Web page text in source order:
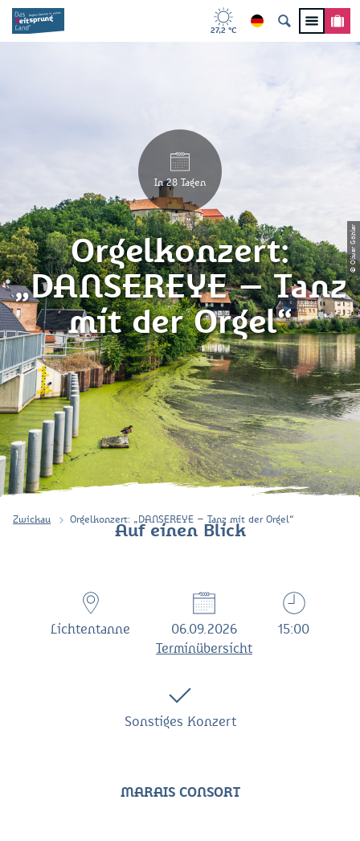
27,2 °C
© Oliver Göhler
In 28 Tagen
Orgelkonzert:
„DANSEREYE – Tanz
mit der Orgel“
Zwickau Orgelkonzert: „DANSEREYE – Tanz mit der Orgel“
Auf einen Blick
Lichtentanne
06.09.2026
Terminübersicht
15:00
Sonstiges Konzert
MARAIS CONSORT